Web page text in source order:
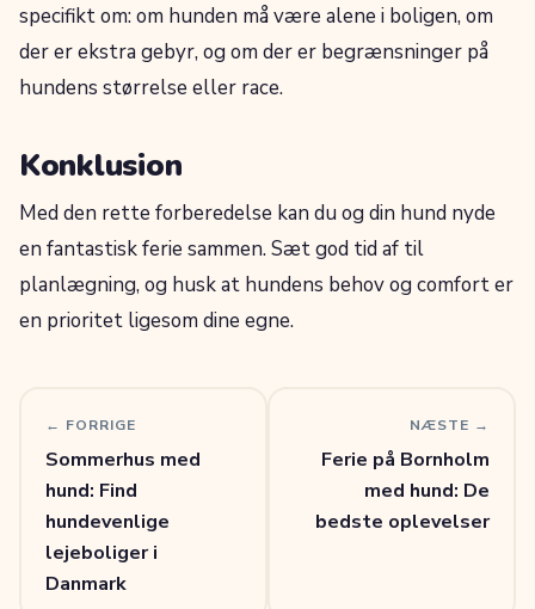
specifikt om: om hunden må være alene i boligen, om
der er ekstra gebyr, og om der er begrænsninger på
hundens størrelse eller race.
Konklusion
Med den rette forberedelse kan du og din hund nyde
en fantastisk ferie sammen. Sæt god tid af til
planlægning, og husk at hundens behov og comfort er
en prioritet ligesom dine egne.
← FORRIGE
Sommerhus med
hund: Find
hundevenlige
lejeboliger i
Danmark
NÆSTE →
Ferie på Bornholm
med hund: De
bedste oplevelser